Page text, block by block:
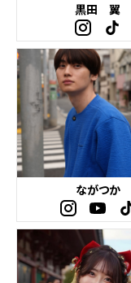
黒田 翼
ながつか